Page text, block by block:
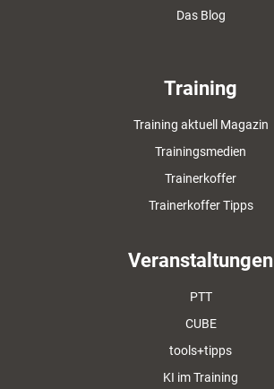
Das Blog
Training
Training aktuell Magazin
Trainingsmedien
Trainerkoffer
Trainerkoffer Tipps
Veranstaltungen
PTT
CUBE
tools+tipps
KI im Training